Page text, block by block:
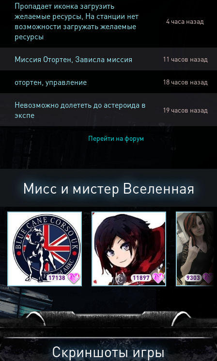
Пропадает иконка загрузить
желаемые ресурсы, На станции нет
возможности загружать желаемые
ресурсы
4 часа назад
Миссия Отортен, Зависла миссия 11 часов назад
отортен, управление 18 часов назад
Невозможно долететь до астероида в
экспе
19 часов назад
Перейти на форум
Мисс и мистер Вселенная
17138 11897 9303
Скриншоты игры